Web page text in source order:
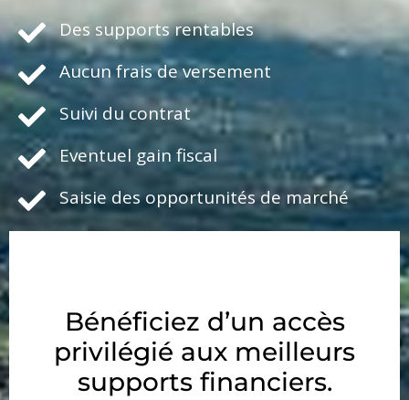
Des supports rentables
Aucun frais de versement
Suivi du contrat
Eventuel gain fiscal
Saisie des opportunités de marché
Bénéficiez d’un accès
privilégié aux meilleurs
supports financiers.